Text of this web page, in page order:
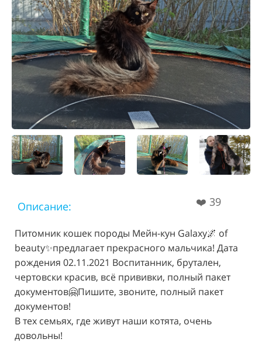
Описание: ❤️ 39
Питомник кошек породы Мейн-кун Galaxy🌌 of
beauty✨предлагает прекрасного мальчика! Дата
рождения 02.11.2021 Воспитанник, брутален,
чертовски красив, всё прививки, полный пакет
документов🤗Пишите, звоните, полный пакет
документов!
В тех семьях, где живут наши котята, очень
довольны!